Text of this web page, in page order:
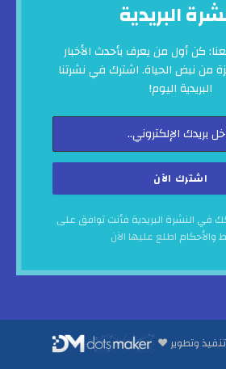
البريدية
كن أول من يعرف بأحدث الأخبار
من نبض الحياة. اشترك في نشرتنا
البريدية اليوم!
في النشرة البريدية فأنت توافق على
والأحكام اطلع عليها الآن